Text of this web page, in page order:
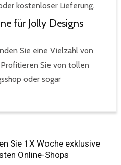
kostenloser Lieferung.
für Jolly Designs
Sie eine Vielzahl von
Sie von tollen
oder sogar
Sie 1X Woche exklusive
Online-Shops​